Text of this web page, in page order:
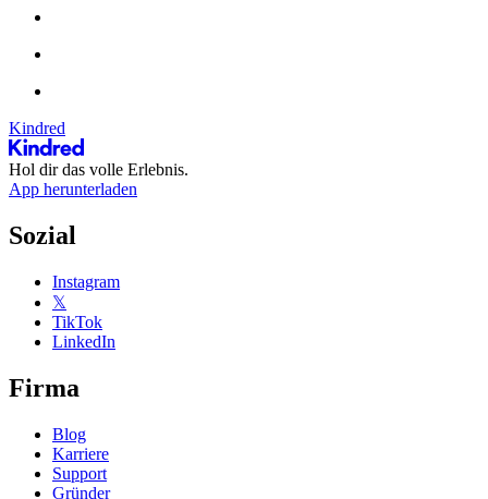
Kindred
Hol dir das volle Erlebnis.
App herunterladen
Sozial
Instagram
𝕏
TikTok
LinkedIn
Firma
Blog
Karriere
Support
Gründer